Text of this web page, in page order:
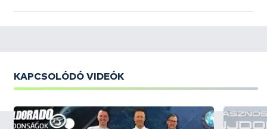
KAPCSOLÓDÓ VIDEÓK